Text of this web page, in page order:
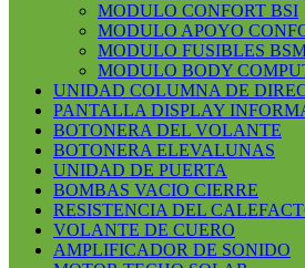
MODULO CONFORT BSI
MODULO APOYO
MODULO FUSIBLES
MODULO BODY
UNIDAD COLUMNA DE
PANTALLA DISPLAY
BOTONERA DEL VOLANTE
BOTONERA ELEVALUNAS
UNIDAD DE PUERTA
BOMBAS VACIO CIERRE
RESISTENCIA DEL
VOLANTE DE CUERO
AMPLIFICADOR DE SONIDO